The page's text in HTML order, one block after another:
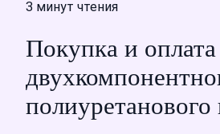
3 минут чтения
Покупка и оплата
полиуретанового